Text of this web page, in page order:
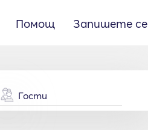
Помощ Запишете се
Гости